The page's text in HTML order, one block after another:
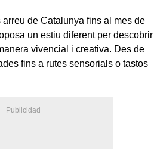
de Catalunya fins al mes de
un estiu diferent per descobrir
vivencial i creativa. Des de
fins a rutes sensorials o tastos